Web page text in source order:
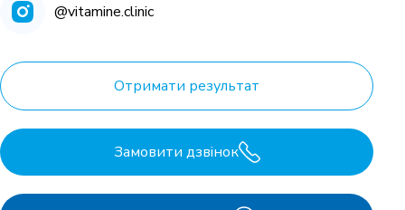
@vitamine.clinic
Отримати результат
Замовити дзвінок